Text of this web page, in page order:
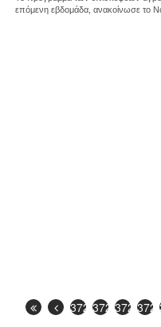
επόμενη εβδομάδα, ανακοίνωσε το
372637273728